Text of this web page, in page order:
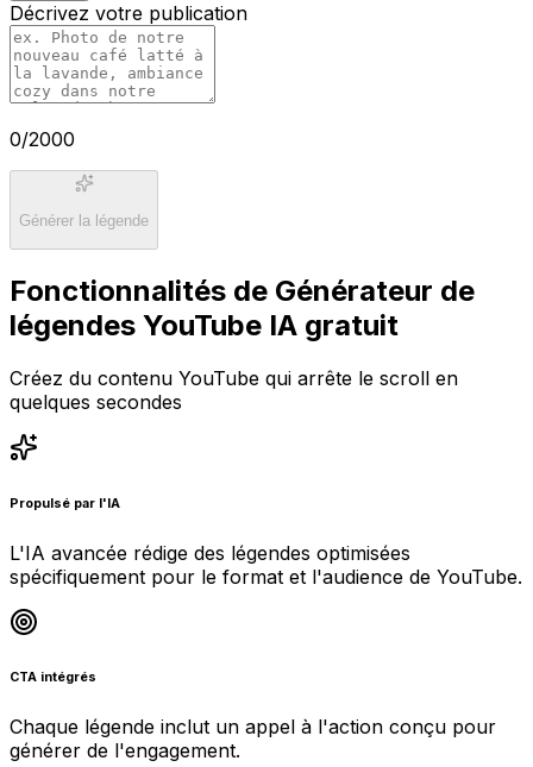
Décrivez votre publication
0/2000
Générer la légende
Fonctionnalités de Générateur de
légendes YouTube IA gratuit
Créez du contenu YouTube qui arrête le scroll en
quelques secondes
Propulsé par l'IA
L'IA avancée rédige des légendes optimisées
spécifiquement pour le format et l'audience de YouTube.
CTA intégrés
Chaque légende inclut un appel à l'action conçu pour
générer de l'engagement.